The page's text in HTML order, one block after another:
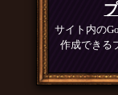
サイト内の
作成できる